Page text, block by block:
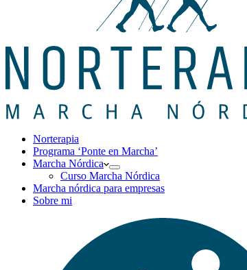
Norterapia
Programa ‘Ponte en Marcha’
Marcha Nórdica
Curso Marcha Nórdica
Marcha nórdica para empresas
Sobre mi